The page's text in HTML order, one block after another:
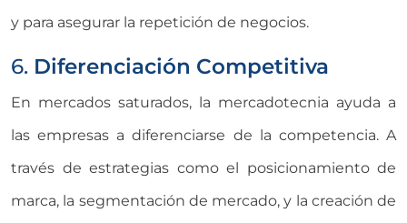
y para asegurar la repetición de negocios.
6. Diferenciación Competitiva
En mercados saturados, la mercadotecnia ayuda a
las empresas a diferenciarse de la competencia. A
través de estrategias como el posicionamiento de
marca, la segmentación de mercado, y la creación de